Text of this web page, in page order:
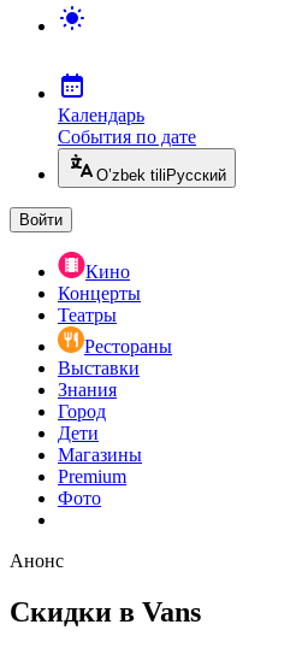
Календарь
События по дате
O’zbek tili Русский
Войти
Кино
Концерты
Театры
Рестораны
Выставки
Знания
Город
Дети
Магазины
Premium
Фото
Анонс
Скидки в Vans